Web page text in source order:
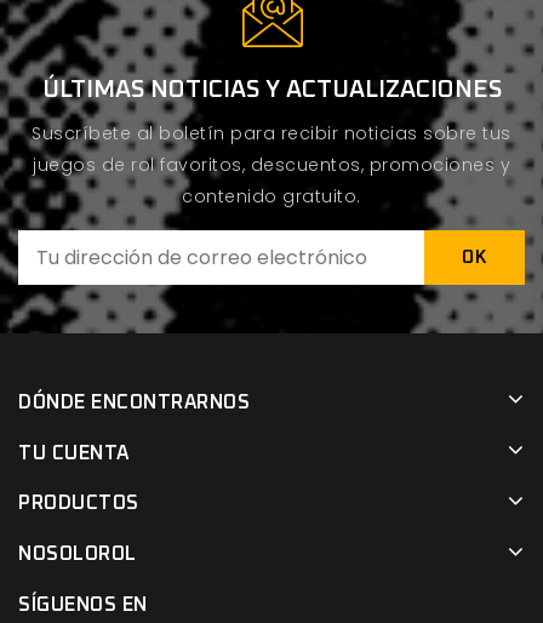
ÚLTIMAS NOTICIAS Y ACTUALIZACIONES
Suscríbete al boletín para recibir noticias sobre tus
juegos de rol favoritos, descuentos, promociones y
contenido gratuito.
DÓNDE ENCONTRARNOS
TU CUENTA
PRODUCTOS
NOSOLOROL
SÍGUENOS EN